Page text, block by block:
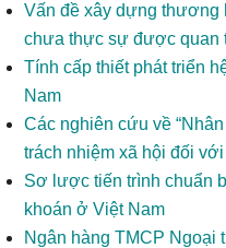
Vấn đề xây dựng thương
chưa thực sự được quan
Tính cấp thiết phát triển
Nam
Các nghiên cứu về
trách nhiệm xã hội đối
Sơ lược tiến trình chuẩn
khoán ở Việt Nam
Ngân hàng TMCP Ngoại